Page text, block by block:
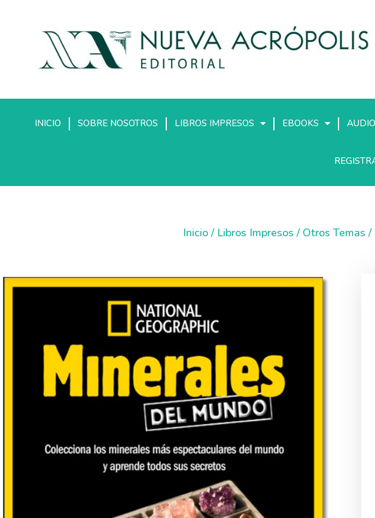
INICIO SOBRE NOSOTROS LIBROS IMPRESOS EBOOKS
Inicio/ Libros Impresos / Otros Temas /